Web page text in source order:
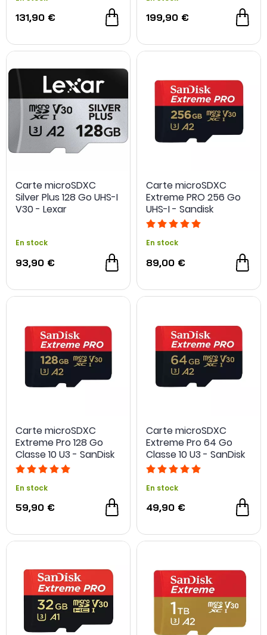
131,90 € 199,90 €
Carte microSDXC
Silver Plus 128 Go UHS-I
V30 - Lexar
En stock
93,90 €
Carte microSDXC
Extreme PRO 256 Go
UHS-I - Sandisk
En stock
89,00 €
Carte microSDXC
Extreme Pro 128 Go
Classe 10 U3 - SanDisk
En stock
59,90 €
Carte microSDXC
Extreme Pro 64 Go
Classe 10 U3 - SanDisk
En stock
49,90 €